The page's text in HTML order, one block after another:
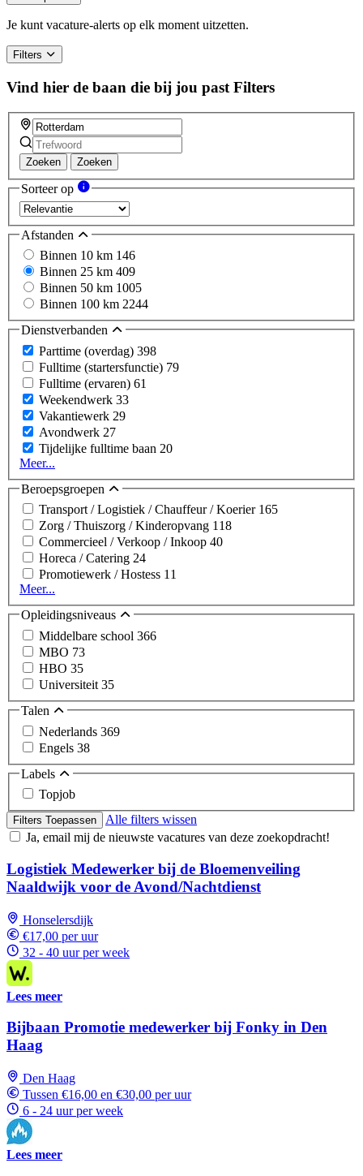
Je kunt vacature-alerts op elk moment uitzetten.
Filters
Vind hier de baan die bij jou past Filters
Zoeken Zoeken
Sorteer op
Afstanden
Binnen 10 km 146
Binnen 25 km 409
Binnen 50 km 1005
Binnen 100 km 2244
Dienstverbanden
Parttime (overdag) 398
Fulltime (startersfunctie) 79
Fulltime (ervaren) 61
Weekendwerk 33
Vakantiewerk 29
Avondwerk 27
Tijdelijke fulltime baan 20
Meer...
Beroepsgroepen
Transport / Logistiek / Chauffeur / Koerier 165
Zorg / Thuiszorg / Kinderopvang 118
Commercieel / Verkoop / Inkoop 40
Horeca / Catering 24
Promotiewerk / Hostess 11
Meer...
Opleidingsniveaus
Middelbare school 366
MBO 73
HBO 35
Universiteit 35
Talen
Nederlands 369
Engels 38
Labels
Topjob
Filters Toepassen
Alle filters wissen
Ja, email mij de nieuwste vacatures van deze zoekopdracht!
Logistiek Medewerker bij de Bloemenveiling
Naaldwijk voor de Avond/Nachtdienst
Honselersdijk
€17,00 per uur
32 - 40 uur per week
Lees meer
Bijbaan Promotie medewerker bij Fonky in Den
Haag
Den Haag
Tussen €16,00 en €30,00 per uur
6 - 24 uur per week
Lees meer